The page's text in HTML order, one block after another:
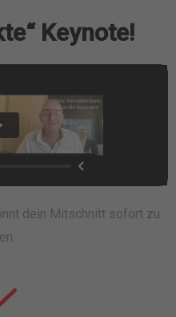
Keynote!
dein Mitschnitt sofort zu